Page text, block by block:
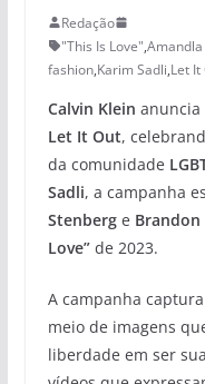
Redação
"This Is Love",
fashion,Karim Sadli,Let It
Calvin Klein anuncia
Let It Out,
da comunidade
Sadli, a campanha
Stenberge Brandon
Love”de 2023.
A campanha captura
meio de imagens
liberdade em ser